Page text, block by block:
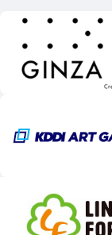
新
新規
新規